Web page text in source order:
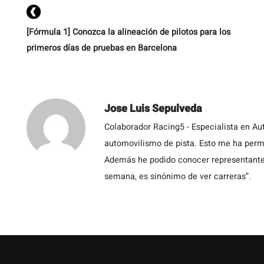
[Fórmula 1] Conozca la alineación de pilotos para los
primeros días de pruebas en Barcelona
Jose Luis Sepulveda
Colaborador Racing5 - Especialista en
automovilismo de pista. Esto me ha
Además he podido conocer
semana, es sinónimo de ver carreras”.